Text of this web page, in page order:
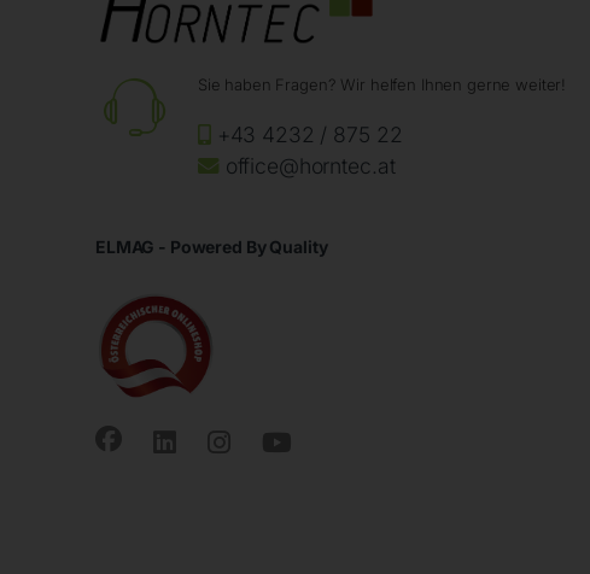
Sie haben Fragen? Wir helfen Ihnen gerne weiter!
+43 4232 / 875 22
office@horntec.at
ELMAG - Powered By Quality